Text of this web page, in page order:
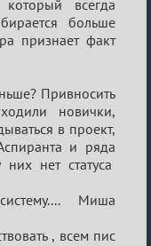
всегда
больше
признает факт
Привносить
новички,
в проект,
и ряда
нет статуса
Миша
, всем пис